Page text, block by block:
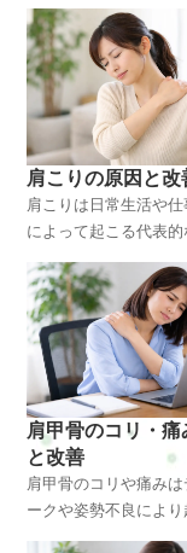
肩こりの原因と改
肩こりは日常生活や
によって起こる代表的
な対策を行うことで改
です。横浜・戸塚区
悩む方に向けて整体
します。
肩甲骨のコリ・痛
と改善
肩甲骨のコリや痛みは
ークや姿勢不良により
すい不調です。放置